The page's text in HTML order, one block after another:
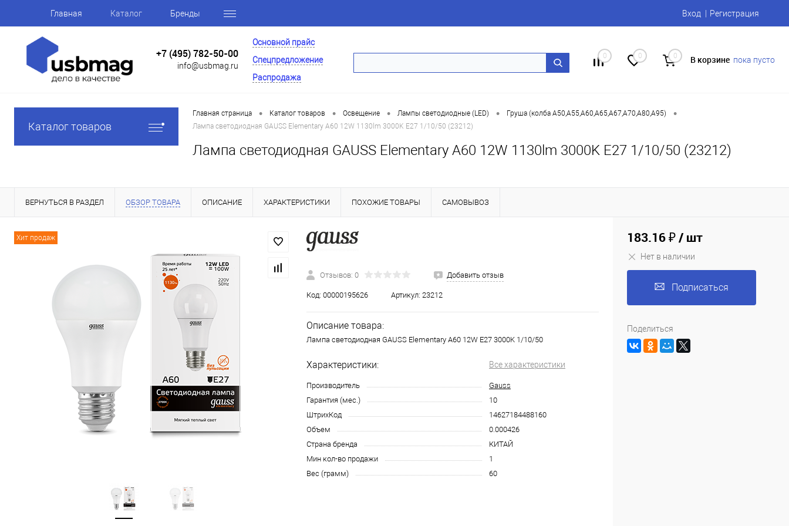
Главная Каталог Бренды Вход Регистрация
+7 (495) 782-50-00
info@usbmag.ru
Основной прайс
Спецпредложение
Распродажа
0 0 0 В корзине пока пусто
Каталог товаров
Главная страница • Каталог товаров • Освещение • Лампы светодиодные (LED) • Груша (колба А50,А55,А60,А65,А67,А70,А80,А95) •
Лампа светодиодная GAUSS Elementary A60 12W 1130lm 3000K E27 1/10/50 (23212)
Лампа светодиодная GAUSS Elementary A60 12W 1130lm 3000K E27 1/10/50 (23212)
ВЕРНУТЬСЯ В РАЗДЕЛ ОБЗОР ТОВАРА ОПИСАНИЕ ХАРАКТЕРИСТИКИ ПОХОЖИЕ ТОВАРЫ САМОВЫВОЗ
Хит продаж
Отзывов: 0 Добавить отзыв
Код: 00000195626 Артикул: 23212
Описание товара:
Лампа светодиодная GAUSS Elementary A60 12W E27 3000K 1/10/50
Характеристики: Все характеристики
Производитель
Gauss
Гарантия (мес.)
10
ШтрихКод
14627184488160
Объем
0.000426
Страна бренда
КИТАЙ
Мин кол-во продажи
1
Вес (грамм)
60
183.16 ₽/ шт
Нет в наличии
Подписаться
Поделиться